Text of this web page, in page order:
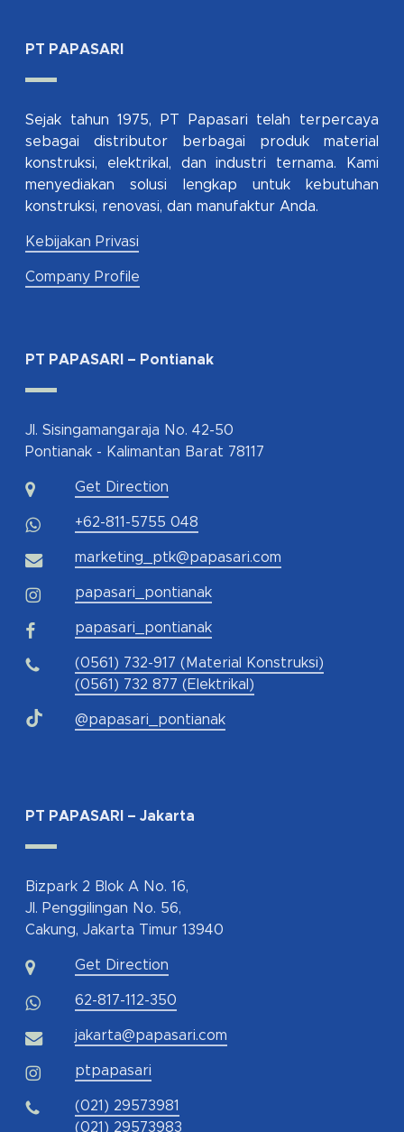
PT PAPASARI
Sejak tahun 1975, PT Papasari telah terpercaya
sebagai distributor berbagai produk material
konstruksi, elektrikal, dan industri ternama. Kami
menyediakan solusi lengkap untuk kebutuhan
konstruksi, renovasi, dan manufaktur Anda.
Kebijakan Privasi
Company Profile
PT PAPASARI – Pontianak
Jl. Sisingamangaraja No. 42-50
Pontianak - Kalimantan Barat 78117
Get Direction
+62-811-5755 048
marketing_ptk@papasari.com
papasari_pontianak
papasari_pontianak
(0561) 732-917 (Material Konstruksi)
(0561) 732 877 (Elektrikal)
@papasari_pontianak
PT PAPASARI – Jakarta
Bizpark 2 Blok A No. 16,
Jl. Penggilingan No. 56,
Cakung, Jakarta Timur 13940
Get Direction
62-817-112-350
jakarta@papasari.com
ptpapasari
(021) 29573981
(021) 29573983